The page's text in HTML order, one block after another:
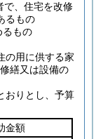
で、住宅を改修
るもの
るもの
の用に供する家
繕又は設備の
おりとし、予算
金額